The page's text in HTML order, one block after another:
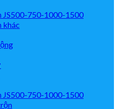
JS500-750-1000-1500
khác
JS500-750-1000-1500